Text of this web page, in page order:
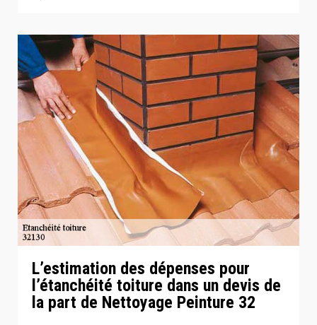
L’estimation des dépenses pour
l’étanchéité toiture dans un devis de
la part de Nettoyage Peinture 32